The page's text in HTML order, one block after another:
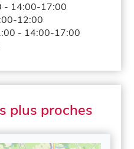
- 14:00-17:00
12:00
- 14:00-17:00
plus proches